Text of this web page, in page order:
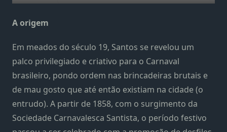
A origem
Em meados do século 19, Santos se revelou um
palco privilegiado e criativo para o Carnaval
brasileiro, pondo ordem nas brincadeiras brutais e
de mau gosto que até então existiam na cidade (o
entrudo). A partir de 1858, com o surgimento da
Sociedade Carnavalesca Santista, o período festivo